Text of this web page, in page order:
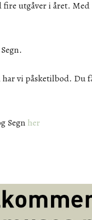
fire utgåver i året.
har vi påsketilbod. Du
Segn her